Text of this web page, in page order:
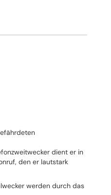
dient er in
den er lautstark
werden durch das